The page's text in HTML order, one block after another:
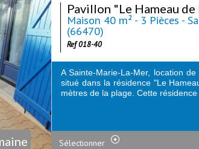
Pavillon "Le Hameau de
Maison 40 m² - 3 Pièces -
(66470)
Ref 018-40
A Sainte-Marie-La-Mer, location
situé dans la résidence "Le
mètres de la plage. Cette résidence
Sélectionner